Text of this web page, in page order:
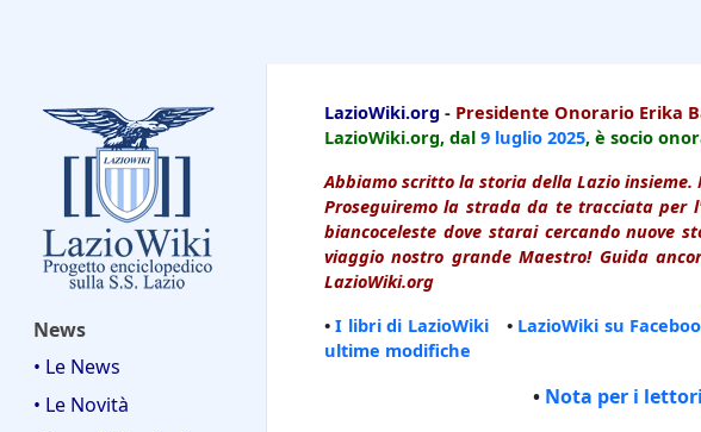
News
• Le News
• Le Novità
LazioWiki.org - Presidente Onorario Erika
LazioWiki.org, dal 9 luglio 2025, è socio
Abbiamo scritto la storia della Lazio insieme.
Proseguiremo la strada da te tracciata per
biancoceleste dove starai cercando nuove
viaggio nostro grande Maestro! Guida
LazioWiki.org
•I libri di LazioWiki• LazioWiki su
ultime modifiche
• Nota per i